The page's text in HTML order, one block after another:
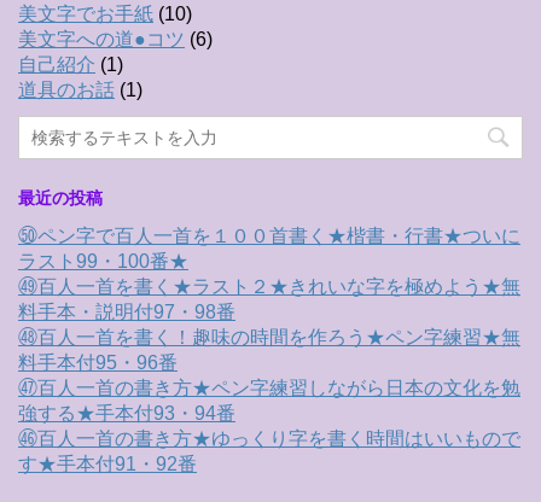
美文字でお手紙 (10)
美文字への道●コツ (6)
自己紹介 (1)
道具のお話 (1)
最近の投稿
㊿ペン字で百人一首を１００首書く★楷書・行書★ついに
ラスト99・100番★
㊾百人一首を書く★ラスト２★きれいな字を極めよう★無
料手本・説明付97・98番
㊽百人一首を書く！趣味の時間を作ろう★ペン字練習★無
料手本付95・96番
㊼百人一首の書き方★ペン字練習しながら日本の文化を勉
強する★手本付93・94番
㊻百人一首の書き方★ゆっくり字を書く時間はいいもので
す★手本付91・92番